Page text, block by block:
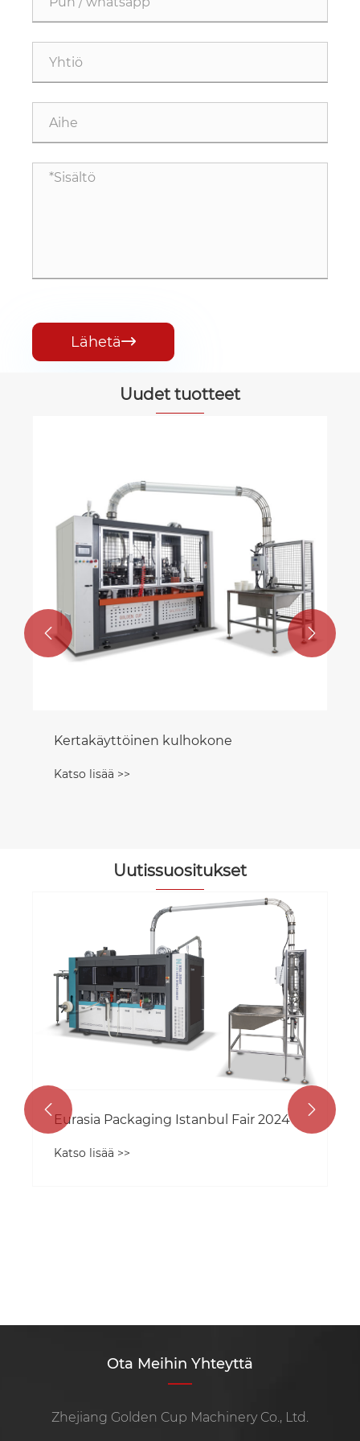
Lähetä
Uudet tuotteet
Kertakäyttöinen kulhokone
Katso lisää >>
 
Uutissuositukset
Istanbul Fair 2024
Kuinka
pienille ja
Katso lisää >>
 
Ota Meihin Yhteyttä
Zhejiang Golden Cup Machinery Co., Ltd.